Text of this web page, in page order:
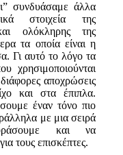
συνδυάσαμε άλλα
στοιχεία της
ολόκληρης της
τα οποία είναι η
Γι αυτό το λόγο τα
χρησιμοποιούνται
διάφορες αποχρώσεις
και στα έπιπλα.
έναν τόνο πιο
με μια σειρά
και να
τους επισκέπτες.